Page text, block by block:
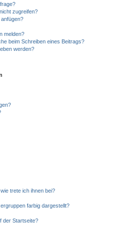
zugreifen?
melden?
beim Schreiben eines Beitrags?
werden?
trete ich ihnen bei?
farbig dargestellt?
der Startseite?